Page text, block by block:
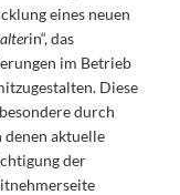
eines neuen
in“, das
im Betrieb
Diese
durch
denen aktuelle
der